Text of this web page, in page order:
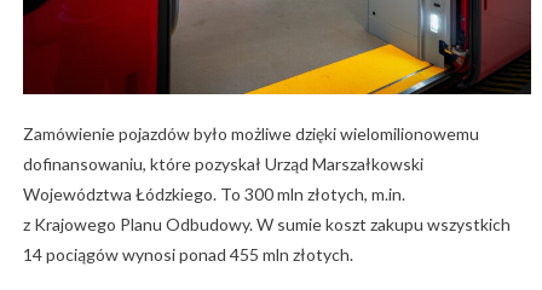
Zamówienie pojazdów było możliwe dzięki wielomilionowemu
dofinansowaniu, które pozyskał Urząd Marszałkowski
Województwa Łódzkiego. To 300 mln złotych, m.in.
z Krajowego Planu Odbudowy. W sumie koszt zakupu wszystkich
14 pociągów wynosi ponad 455 mln złotych.